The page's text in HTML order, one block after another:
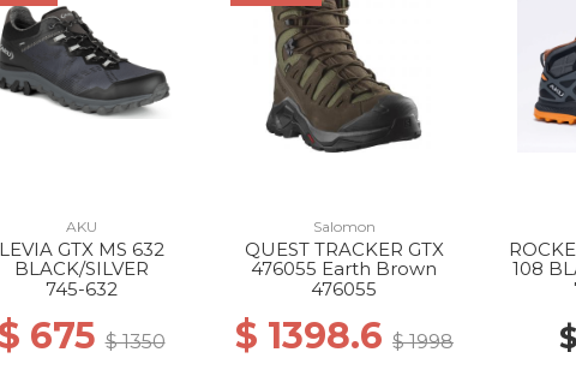
AKU
LEVIA GTX MS 632
BLACK/SILVER
745-632
675$ 1350
Salomon
QUEST TRACKER GTX
476055 Earth Brown
476055
$ 1398.6 $ 1998
108